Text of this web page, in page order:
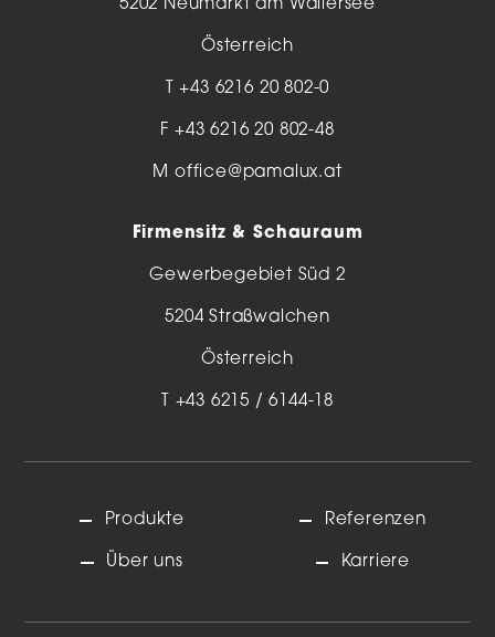
5202 Neumarkt am Wallersee
Österreich
T+43 6216 20 802-0
F +43 6216 20 802-48
M office@pamalux.at
Firmensitz & Schauraum
Gewerbegebiet Süd 2
5204 Straßwalchen
Österreich
T +43 6215 / 6144-18
Produkte
Über uns
Referenzen
Karriere